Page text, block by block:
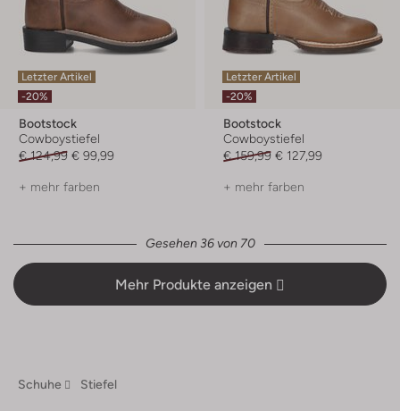
Letzter Artikel
-20%
Bootstock
Cowboystiefel
€ 124,99 € 99,99
+ mehr farben
Letzter Artikel
-20%
Bootstock
Cowboystiefel
€ 159,99 € 127,99
+ mehr farben
Gesehen 36 von 70
Mehr Produkte anzeigen
Schuhe Stiefel